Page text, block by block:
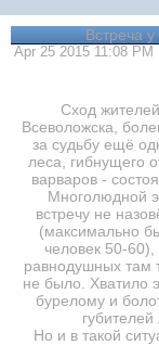
Встреча у
Apr 25 2015 11:08 PM |
Сход жителей
Всеволожска,
за судьбу ещё
леса, гибнущего
варваров -
Многолюдной
встречу не
(максимально
человек 50-60),
равнодушных там
не было. Хватило
бурелому и
Но и в такой